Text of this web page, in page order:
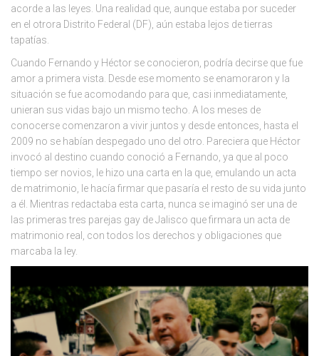
acorde a las leyes. Una realidad que, aunque estaba por suceder
en el otrora Distrito Federal (DF), aún estaba lejos de tierras
tapatías.
Cuando Fernando y Héctor se conocieron, podría decirse que fue
amor a primera vista. Desde ese momento se enamoraron y la
situación se fue acomodando para que, casi inmediatamente,
unieran sus vidas bajo un mismo techo. A los meses de
conocerse comenzaron a vivir juntos y desde entonces, hasta el
2009 no se habían despegado uno del otro. Pareciera que Héctor
invocó al destino cuando conoció a Fernando, ya que al poco
tiempo ser novios, le hizo una carta en la que, emulando un acta
de matrimonio, le hacía firmar que pasaría el resto de su vida junto
a él. Mientras redactaba esta carta, nunca se imaginó ser una de
las primeras tres parejas gay de Jalisco que firmara un acta de
matrimonio real, con todos los derechos y obligaciones que
marcaba la ley.